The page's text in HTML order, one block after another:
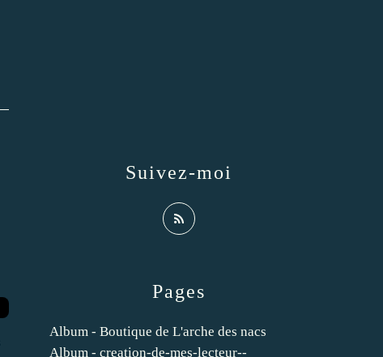
Pages
Album - Boutique de L'arche des nacs
Album - creation-de-mes-lecteur--
Suivez-moi